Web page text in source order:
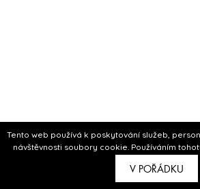
Tento web používá k poskytování služeb,
návštěvnosti soubory cookie. Používáním
V POŘÁDKU